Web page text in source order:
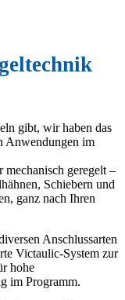
gibt, wir haben das
Anwendungen im
geregelt –
Schiebern und
ganz nach Ihren
Anschlussarten
Victaulic-System zur
hohe
im Programm.